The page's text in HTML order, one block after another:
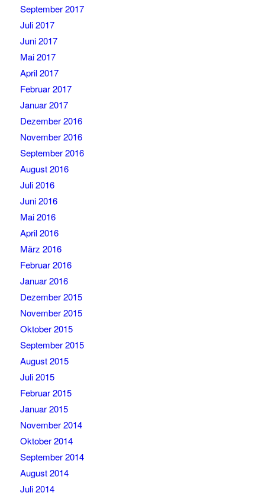
September 2017
Juli 2017
Juni 2017
Mai 2017
April 2017
Februar 2017
Januar 2017
Dezember 2016
November 2016
September 2016
August 2016
Juli 2016
Juni 2016
Mai 2016
April 2016
März 2016
Februar 2016
Januar 2016
Dezember 2015
November 2015
Oktober 2015
September 2015
August 2015
Juli 2015
Februar 2015
Januar 2015
November 2014
Oktober 2014
September 2014
August 2014
Juli 2014